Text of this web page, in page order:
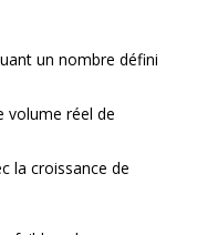
un nombre défini
volume réel de
la croissance de